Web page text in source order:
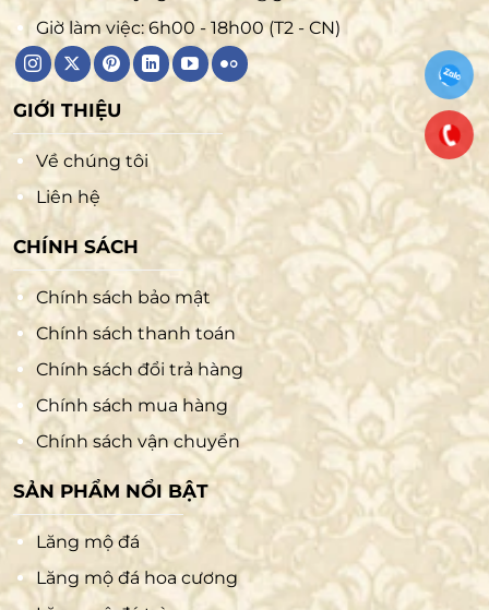
Giờ làm việc: 6h00 - 18h00 (T2 - CN)
GIỚI THIỆU
Về chúng tôi
Liên hệ
CHÍNH SÁCH
Chính sách bảo mật
Chính sách thanh toán
Chính sách đổi trả hàng
Chính sách mua hàng
Chính sách vận chuyển
SẢN PHẨM NỔI BẬT
Lăng mộ đá
Lăng mộ đá hoa cương